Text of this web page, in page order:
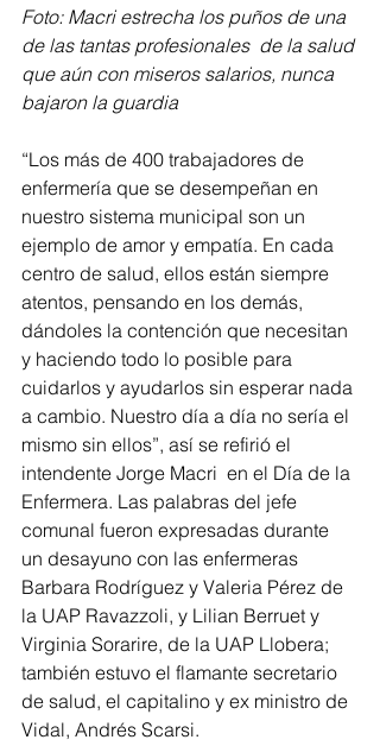
Foto: Macri estrecha los puños de una
de las tantas profesionales  de la salud
que aún con miseros salarios, nunca
bajaron la guardia
“Los más de 400 trabajadores de
enfermería que se desempeñan en
nuestro sistema municipal son un
ejemplo de amor y empatía. En cada
centro de salud, ellos están siempre
atentos, pensando en los demás,
dándoles la contención que necesitan
y haciendo todo lo posible para
cuidarlos y ayudarlos sin esperar nada
a cambio. Nuestro día a día no sería el
mismo sin ellos”, así se refirió el
intendente Jorge Macri  en el Día de la
Enfermera. Las palabras del jefe
comunal fueron expresadas durante
un desayuno con las enfermeras
Barbara Rodríguez y Valeria Pérez de
la UAP Ravazzoli, y Lilian Berruet y
Virginia Sorarire, de la UAP Llobera;
también estuvo el flamante secretario
de salud, el capitalino y ex ministro de
Vidal, Andrés Scarsi.